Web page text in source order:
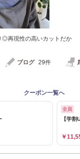
◎再現性の高いカットだか
ブログ 29件
クーポン一覧へ
全員
【学
￥